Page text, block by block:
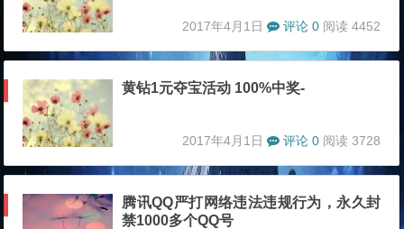
2017年4月1日 评论 0 阅读 4452
黄钻1元夺宝活动 100%中奖-
2017年4月1日 评论 0 阅读 3728
腾讯QQ严打网络违法违规行为，永久封
禁1000多个QQ号